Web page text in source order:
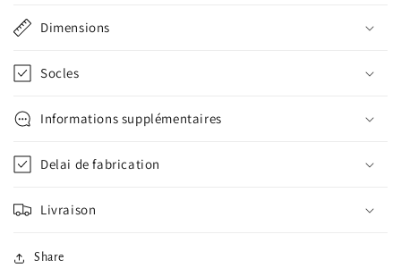
Dimensions
Socles
Informations supplémentaires
Delai de fabrication
Livraison
Share